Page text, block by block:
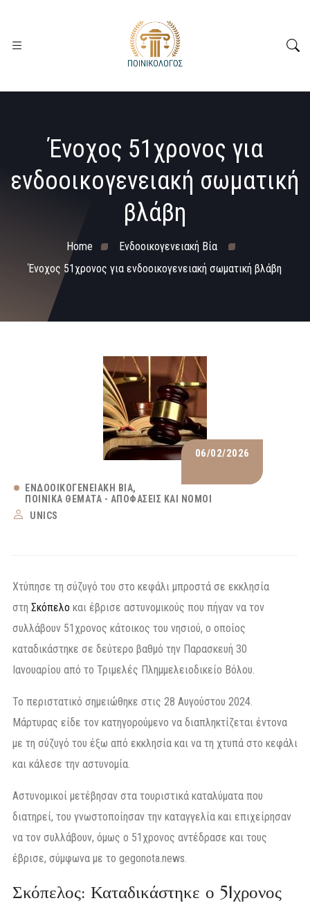
Ένοχος 51χρονος για
ενδοοικογενειακή σωματική
βλάβη
Home
Ενδοοικογενειακή Βία
Ένοχος 51χρονος για ενδοοικογενειακή σωματική βλάβη
06/02/2026
ΕΝΔΟΟΙΚΟΓΕΝΕΙΑΚΉ ΒΊΑ
ΠΟΙΝΙΚΆ ΘΈΜΑΤΑ - ΑΠΟΦΆΣΕΙΣ ΚΑΙ ΝΌΜΟΙ
UNICS
Χτύπησε τη σύζυγό του στο κεφάλι μπροστά σε εκκλησία
στη Σκόπελο και έβρισε αστυνομικούς που πήγαν να τον
συλλάβουν 51χρονος κάτοικος του νησιού, ο οποίος
καταδικάστηκε σε δεύτερο βαθμό την Παρασκευή 30
Ιανουαρίου από το Τριμελές Πλημμελειοδικείο Βόλου.
Το περιστατικό σημειώθηκε στις 28 Αυγούστου 2024.
Μάρτυρας είδε τον κατηγορούμενο να διαπληκτίζεται έντονα
με τη σύζυγό του έξω από εκκλησία και να τη χτυπά στο κεφάλι
και κάλεσε την αστυνομία.
Αστυνομικοί μετέβησαν στα τουριστικά καταλύματα που
διατηρεί, του γνωστοποίησαν την καταγγελία και επιχείρησαν
να τον συλλάβουν, όμως ο 51χρονος αντέδρασε και τους
έβρισε, σύμφωνα με το gegonota.news.
Σκόπελος: Καταδικάστηκε ο 51χρονος